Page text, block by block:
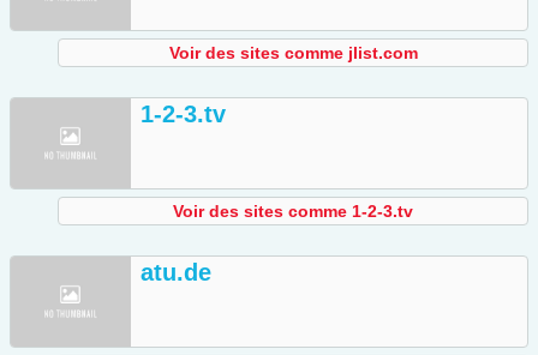
Voir des sites comme jlist.com
1-2-3.tv
Voir des sites comme 1-2-3.tv
atu.de